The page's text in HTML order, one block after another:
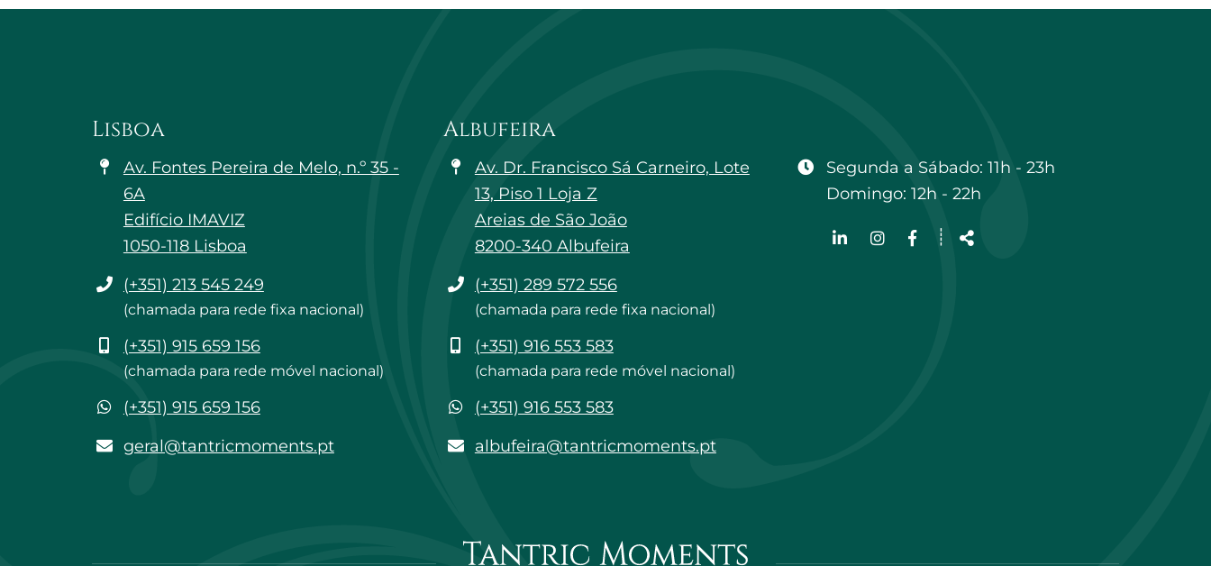
Lisboa
Av. Fontes Pereira de Melo, n.º 35 -
6A
Edifício IMAVIZ
1050-118 Lisboa
Telefone
(+351) 213 545 249
(chamada para rede fixa nacional)
Telemóvel
(+351) 915 659 156
(chamada para rede móvel nacional)
WhatsApp
(+351) 915 659 156
geral@tantricmoments.pt
geral@tantricmoments.pt
Albufeira
Av. Dr. Francisco Sá Carneiro, Lote
13, Piso 1 Loja Z
Areias de São João
8200-340 Albufeira
Telefone
(+351) 289 572 556
(chamada para rede fixa nacional)
Telemóvel
(+351) 916 553 583
(chamada para rede móvel nacional)
WhatsApp
(+351) 916 553 583
albufeira@tantricmoments.pt
albufeira@tantricmoments.pt
Segunda a Sábado: 11h - 23h
Domingo: 12h - 22h
Siga-
┊